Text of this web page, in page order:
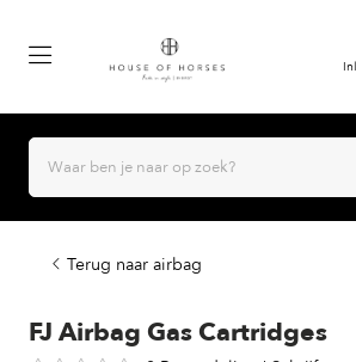
Terug naar airbag
FJ Airbag Gas Cartridges